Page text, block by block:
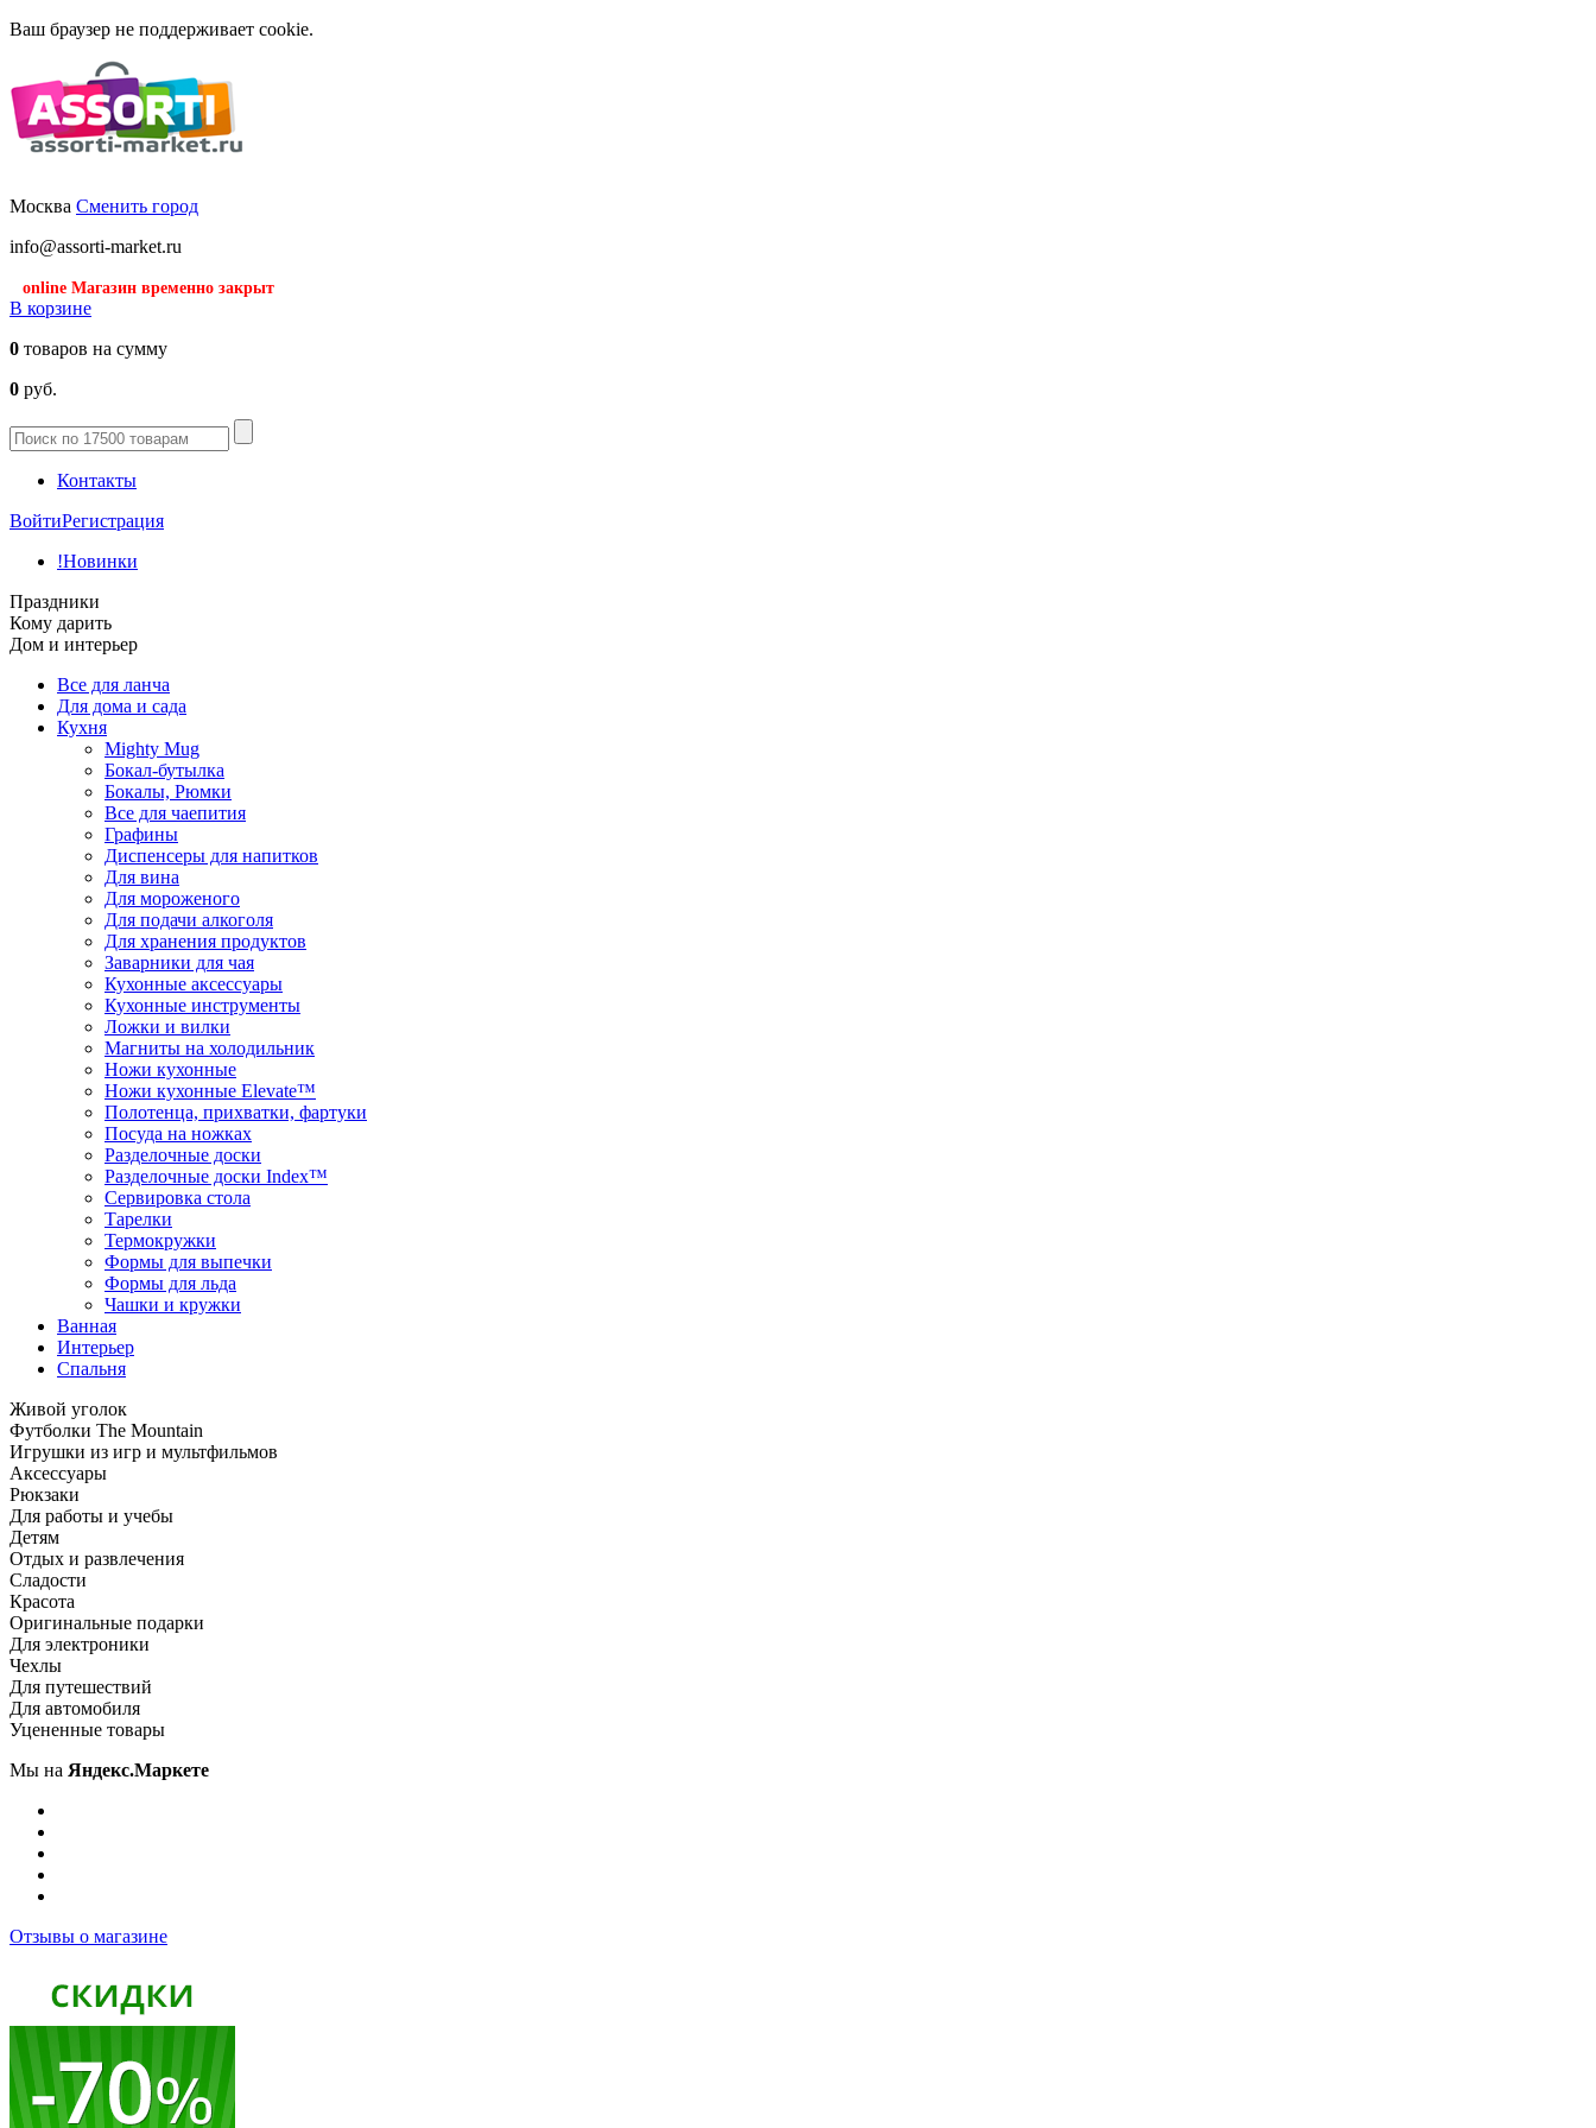
Ваш браузер не поддерживает cookie.
Москва Сменить город
info@assorti-market.ru
online Магазин временно закрыт
В корзине
0 товаров на сумму
0 руб.
Контакты
ВойтиРегистрация
!Новинки
Праздники
Кому дарить
Дом и интерьер
Все для ланча
Для дома и сада
Кухня
Mighty Mug
Бокал-бутылка
Бокалы, Рюмки
Все для чаепития
Графины
Диспенсеры для напитков
Для вина
Для мороженого
Для подачи алкоголя
Для хранения продуктов
Заварники для чая
Кухонные аксессуары
Кухонные инструменты
Ложки и вилки
Магниты на холодильник
Ножи кухонные
Ножи кухонные Elevate™
Полотенца, прихватки, фартуки
Посуда на ножках
Разделочные доски
Разделочные доски Index™
Сервировка стола
Тарелки
Термокружки
Формы для выпечки
Формы для льда
Чашки и кружки
Ванная
Интерьер
Спальня
Живой уголок
Футболки The Mountain
Игрушки из игр и мультфильмов
Аксессуары
Рюкзаки
Для работы и учебы
Детям
Отдых и развлечения
Сладости
Красота
Оригинальные подарки
Для электроники
Чехлы
Для путешествий
Для автомобиля
Уцененные товары
Мы на Яндекс.Маркете
Отзывы о магазине